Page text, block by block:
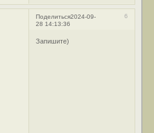
Поделиться 6
2024-09-
28 14:13:36
Запишите)